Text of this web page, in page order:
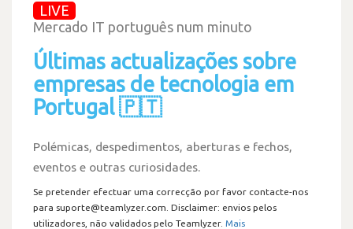
LIVE
Mercado IT português num minuto
Últimas actualizações sobre
empresas de tecnologia em
Portugal 🇵🇹
Polémicas, despedimentos, aberturas e fechos,
eventos e outras curiosidades.
Se pretender efectuar uma correcção por favor contacte-nos
para suporte@teamlyzer.com. Disclaimer: envios pelos
utilizadores, não validados pelo Teamlyzer. Mais